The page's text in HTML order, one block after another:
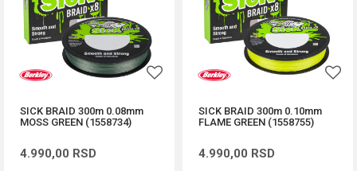
SICK BRAID 300m 0.08mm
MOSS GREEN (1558734)
4.990,00 RSD
SICK BRAID 300m 0.10mm
FLAME GREEN (1558755)
4.990,00 RSD